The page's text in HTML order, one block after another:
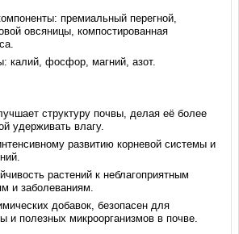
премиальный перегной,
овсяницы, компостированная
калий, фосфор, магний, азот.
структуру почвы, делая её более
удерживать влагу.
развитию корневой системы и
растений к неблагоприятным
и заболеваниям.
добавок, безопасен для
и полезных микроорганизмов в почве.